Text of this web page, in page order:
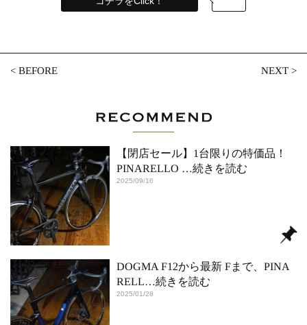
<BEFORE NEXT>
【閉店セール】1台限りの特価品！
PINARELLO …続きを読む
2025/09/16
DOGMA F12から最新 Fまで、PINA
RELL…続きを読む
2025/01/28